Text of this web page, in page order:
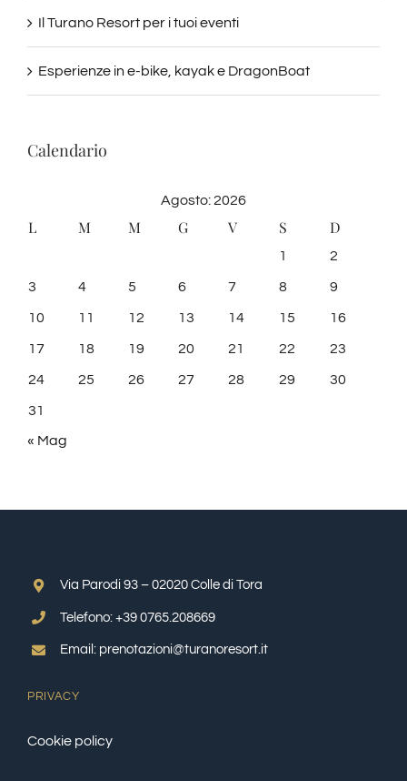
Il Turano Resort per i tuoi eventi
Esperienze in e-bike, kayak e DragonBoat
Calendario
Agosto: 2026
L M M G V S D
1 2
3 4 5 6 7 8 9
10 11 12 13 14 15 16
17 18 19 20 21 22 23
24 25 26 27 28 29 30
31
« Mag
Via Parodi 93 – 02020 Colle di Tora
Telefono: +39 0765.208669
Email: prenotazioni@turanoresort.it
PRIVACY
Cookie policy